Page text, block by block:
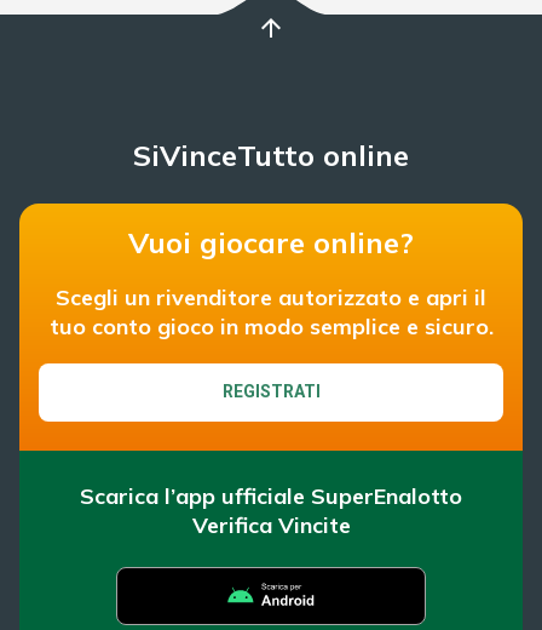
arrow_upward
SiVinceTutto online
Vuoi giocare online?
Scegli un rivenditore autorizzato e apri il
tuo conto gioco in modo semplice e sicuro.
REGISTRATI
Scarica l’app ufficiale SuperEnalotto
Verifica Vincite